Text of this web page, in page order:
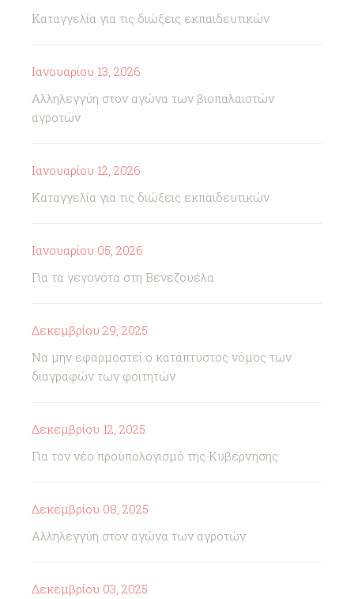
Καταγγελία για τις διώξεις εκπαιδευτικών
Ιανουαρίου 13, 2026
Αλληλεγγύη στον αγώνα των βιοπαλαιστών
αγροτών
Ιανουαρίου 12, 2026
Καταγγελία για τις διώξεις εκπαιδευτικών
Ιανουαρίου 05, 2026
Για τα γεγονότα στη Βενεζουέλα
Δεκεμβρίου 29, 2025
Να μην εφαρμοστεί ο κατάπτυστος νόμος των
διαγραφών των φοιτητών
Δεκεμβρίου 12, 2025
Για τον νέο προϋπολογισμό της Κυβέρνησης
Δεκεμβρίου 08, 2025
Αλληλεγγύη στον αγώνα των αγροτών
Δεκεμβρίου 03, 2025